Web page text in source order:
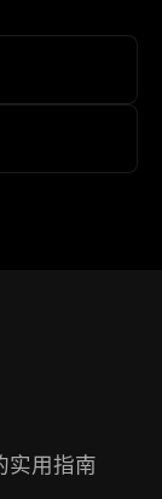
实用指南